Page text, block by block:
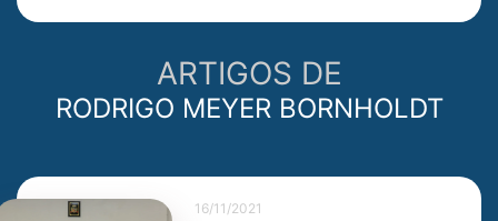
ARTIGOS DE
RODRIGO MEYER BORNHOLDT
16/11/2021